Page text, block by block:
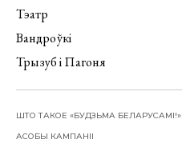
Тэатр
Вандроўкі
Трызуб і Пагоня
ШТО ТАКОЕ «БУДЗЬМА БЕЛАРУСАМІ!»
АСОБЫ КАМПАНІІ